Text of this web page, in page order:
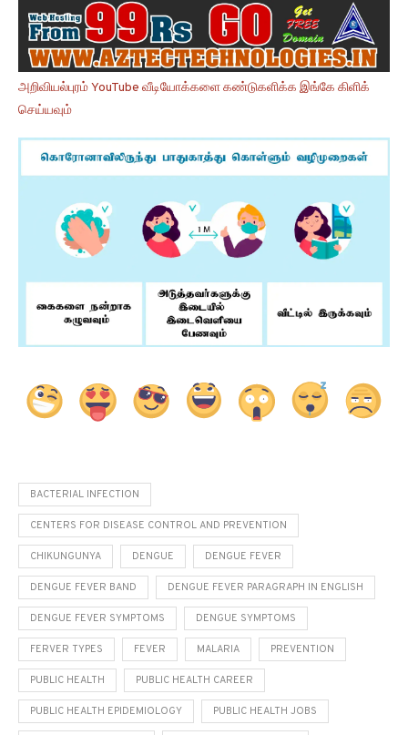
அறிவியல்புரம் YouTube வீடியோக்களை கண்டுகளிக்க இங்கே கிளிக்
செய்யவும்
BACTERIAL INFECTION
CENTERS FOR DISEASE CONTROL AND PREVENTION
CHIKUNGUNYA DENGUE DENGUE FEVER
DENGUE FEVER BAND DENGUE FEVER PARAGRAPH IN ENGLISH
DENGUE FEVER SYMPTOMS DENGUE SYMPTOMS
FERVER TYPES FEVER MALARIA PREVENTION
PUBLIC HEALTH PUBLIC HEALTH CAREER
PUBLIC HEALTH EPIDEMIOLOGY PUBLIC HEALTH JOBS